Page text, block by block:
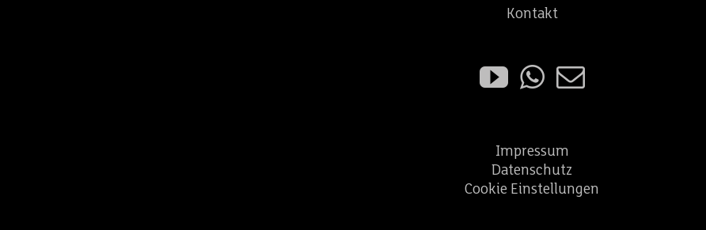
Kontakt
Impressum
Datenschutz
Cookie Einstellungen